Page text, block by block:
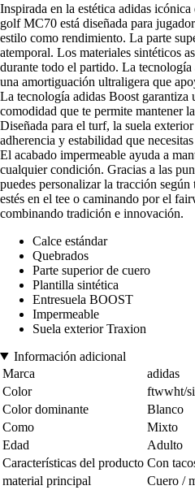
Inspirada en la estética adidas
golf MC70 está diseñada para
estilo como rendimiento. La parte
atemporal. Los materiales sintéticos
durante todo el partido. La
una amortiguación ultraligera que
La tecnología adidas Boost garantiza
comodidad que te permite mantener
Diseñada para el turf, la suela
adherencia y estabilidad que
El acabado impermeable ayuda a
cualquier condición. Gracias a las
puedes personalizar la tracción
estés en el tee o caminando por el
combinando tradición e innovación.
Calce estándar
Quebrados
Parte superior de cuero
Plantilla sintética
Entresuela BOOST
Impermeable
Suela exterior Traxion
Información adicional
Marca
adidas
Color
ftwwht/
Color dominante
Blanco
Como
Mixto
Edad
Adulto
Características del producto Con
material principal
Cuero /